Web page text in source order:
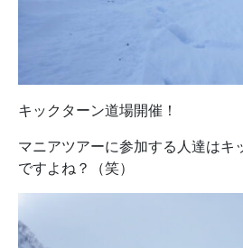
キックターン道場開催！
マニアツアーに参加する人達はキ
ですよね？（笑）